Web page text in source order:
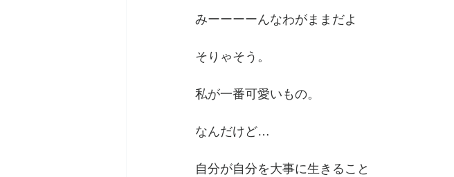
みーーーーんなわがままだよ
そりゃそう。
私が一番可愛いもの。
なんだけど…
自分が自分を大事に生きること